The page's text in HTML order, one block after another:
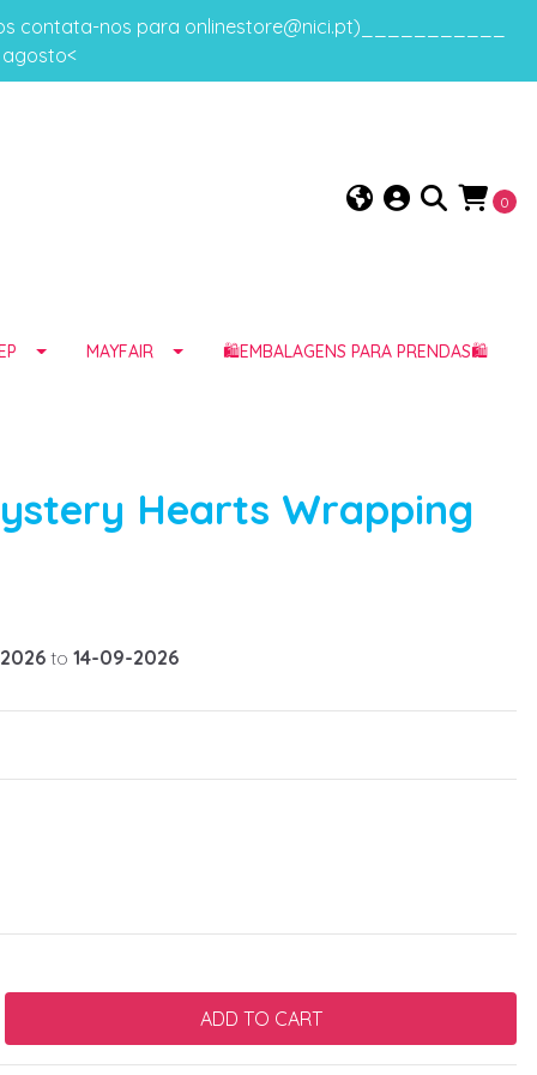
contata-nos para onlinestore@nici.pt)___________
agosto<
0
MAYFAIR 🛍️EMBALAGENS PARA PRENDAS🛍️
Hearts Wrapping
to 14-09-2026